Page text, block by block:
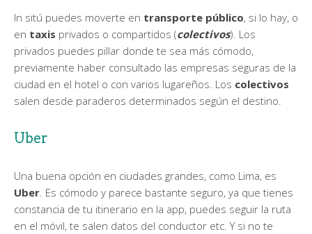
In sitú puedes moverte en transporte público, si lo hay, o
en taxis privados o compartidos (colectivos). Los
privados puedes pillar donde te sea más cómodo,
previamente haber consultado las empresas seguras de la
ciudad en el hotel o con varios lugareños. Los colectivos
salen desde paraderos determinados según el destino.
Uber
Una buena opción en ciudades grandes, como Lima, es
Uber. Es cómodo y parece bastante seguro, ya que tienes
constancia de tu itinerario en la app, puedes seguir la ruta
en el móvil, te salen datos del conductor etc. Y si no te